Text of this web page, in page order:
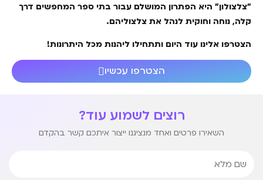
"צלצולון" היא הפתרון המושלם עבור בתי ספר המחפשים דרך
קלה, נוחה וחוקית לנהל את צלצוליהם.
הצטרפו אלינו עוד היום ותתחילו ליהנות מכל היתרונות!
הצטרפו עכשיו
רוצים לשמוע עוד?
השאירו פרטים ואחד מנציגנו ייצור איתכם קשר בהקדם